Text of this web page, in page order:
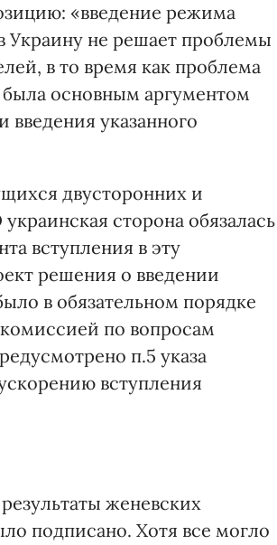
«введение режима
не решает проблемы
в то время как проблема
была основным аргументом
указанного
двусторонних и
сторона обязалась
вступления в эту
решения о введении
в обязательном порядке
по вопросам
п.5 указа
вступления
женевских
подписано. Хотя все могло